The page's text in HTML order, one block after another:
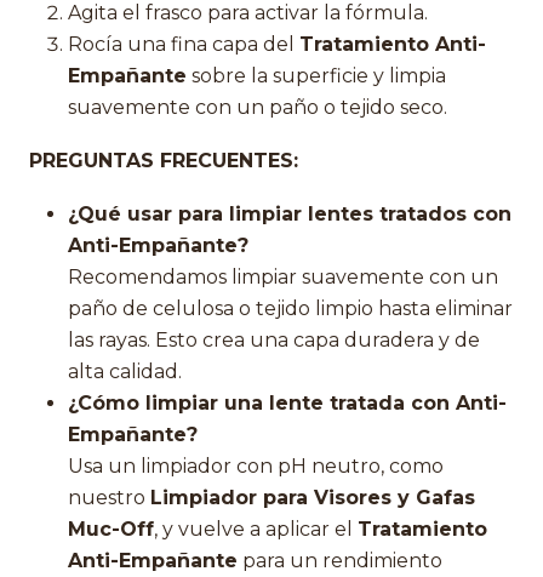
Agita el frasco para activar la fórmula.
Rocía una fina capa del Tratamiento Anti-
Empañante sobre la superficie y limpia
suavemente con un paño o tejido seco.
PREGUNTAS FRECUENTES:
¿Qué usar para limpiar lentes tratados con
Anti-Empañante?
Recomendamos limpiar suavemente con un
paño de celulosa o tejido limpio hasta eliminar
las rayas. Esto crea una capa duradera y de
alta calidad.
¿Cómo limpiar una lente tratada con Anti-
Empañante?
Usa un limpiador con pH neutro, como
nuestro Limpiador para Visores y Gafas
Muc-Off, y vuelve a aplicar el Tratamiento
Anti-Empañante para un rendimiento